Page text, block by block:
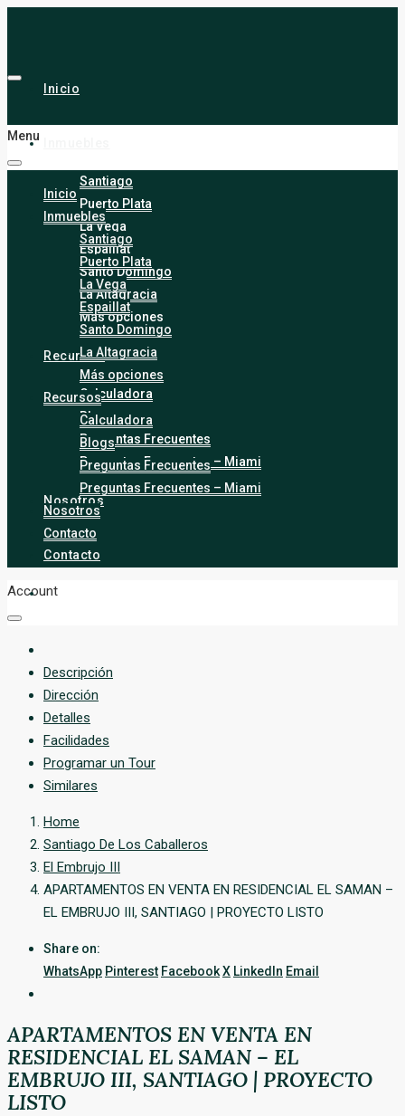
Inicio
Santiago
Puerto Plata
La Vega
Espaillat
Santo Domingo
La Altagracia
Más opciones
Recursos
Calculadora
Blogs
Preguntas Frecuentes
Preguntas Frecuentes – Miami
Nosotros
Contacto
Menu
Inicio
Inmuebles
Santiago
Puerto Plata
La Vega
Espaillat
Santo Domingo
La Altagracia
Más opciones
Recursos
Calculadora
Blogs
Preguntas Frecuentes
Preguntas Frecuentes – Miami
Nosotros
Contacto
Account
Descripción
Dirección
Detalles
Facilidades
Programar un Tour
Similares
Home
Santiago De Los Caballeros
El Embrujo III
APARTAMENTOS EN VENTA EN RESIDENCIAL EL SAMAN –
EL EMBRUJO III, SANTIAGO | PROYECTO LISTO
Share on:
WhatsApp Pinterest FacebookX LinkedIn Email
APARTAMENTOS EN VENTA EN
RESIDENCIAL EL SAMAN – EL
EMBRUJO III, SANTIAGO | PROYECTO
LISTO